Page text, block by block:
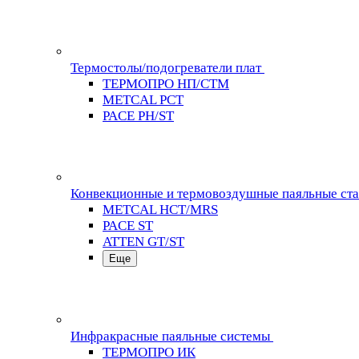
Термостолы/подогреватели плат
ТЕРМОПРО НП/СТМ
METCAL PCT
PACE PH/ST
Конвекционные и термовоздушные паяльные
METCAL HCT/MRS
PACE ST
ATTEN GT/ST
Еще
Инфракрасные паяльные системы
ТЕРМОПРО ИК